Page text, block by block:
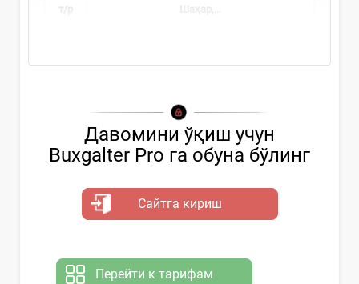
т/р Шаҳар,...
Давомини ўқиш учун
Buxgalter Pro га обуна бўлинг
Сайтга кириш
Перейти к тарифам